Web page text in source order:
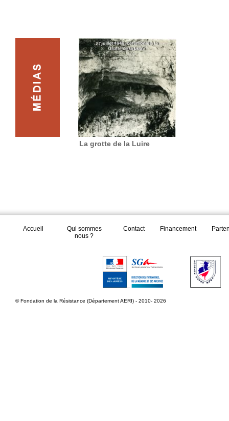
La grotte de la Luire
Accueil
Qui sommes
nous ?
Contact Financement
© Fondation de la Résistance (Département AERI) - 2010- 2026